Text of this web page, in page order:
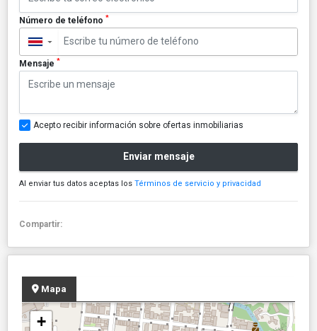
Número de teléfono *
▼
Mensaje *
Acepto recibir información sobre ofertas inmobiliarias
Enviar mensaje
Al enviar tus datos aceptas los Términos de servicio y privacidad
Compartir:
Mapa
+